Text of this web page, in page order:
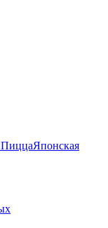
ПиццаЯпонская